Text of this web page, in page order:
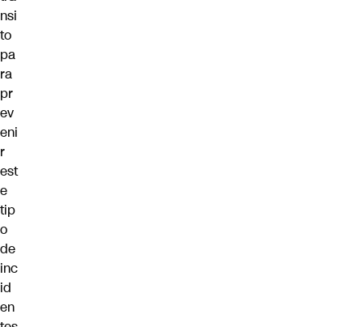
nsi
to
pa
ra
pr
ev
eni
r
est
e
tip
o
de
inc
id
en